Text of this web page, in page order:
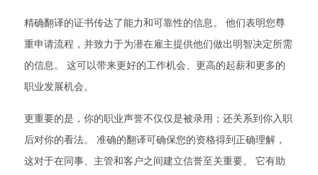
精确翻译的证书传达了能力和可靠性的信息。 他们表明您尊
重申请流程，并致力于为潜在雇主提供他们做出明智决定所需
的信息。 这可以带来更好的工作机会、更高的起薪和更多的
职业发展机会。
更重要的是，你的职业声誉不仅仅是被录用；还关系到你入职
后对你的看法。 准确的翻译可确保您的资格得到正确理解，
这对于在同事、主管和客户之间建立信誉至关重要。 它有助